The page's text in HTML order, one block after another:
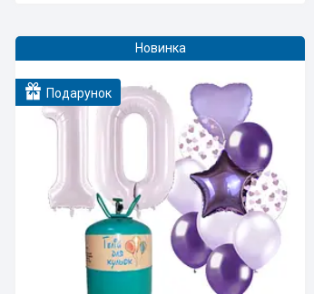
Новинка
Подарунок